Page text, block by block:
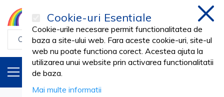
PRODUSE
Cookie-uri Esentiale
Cookie-urile necesare permit functionalitatea de
baza a site-ului web. Fara aceste cookie-uri, site-ul
web nu poate functiona corect. Acestea ajuta la
utilizarea unui website prin activarea functionalitatii
de baza.
Mai multe informatii